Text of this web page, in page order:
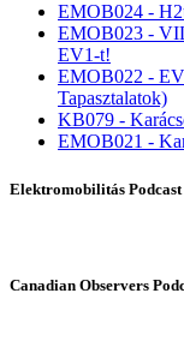
EMOB024 -
EMOB023 -
EV1-t!
EMOB022 -
Tapasztalatok)
KB079 -
EMOB021 -
Elektromobilitás Podcast
Canadian Observers